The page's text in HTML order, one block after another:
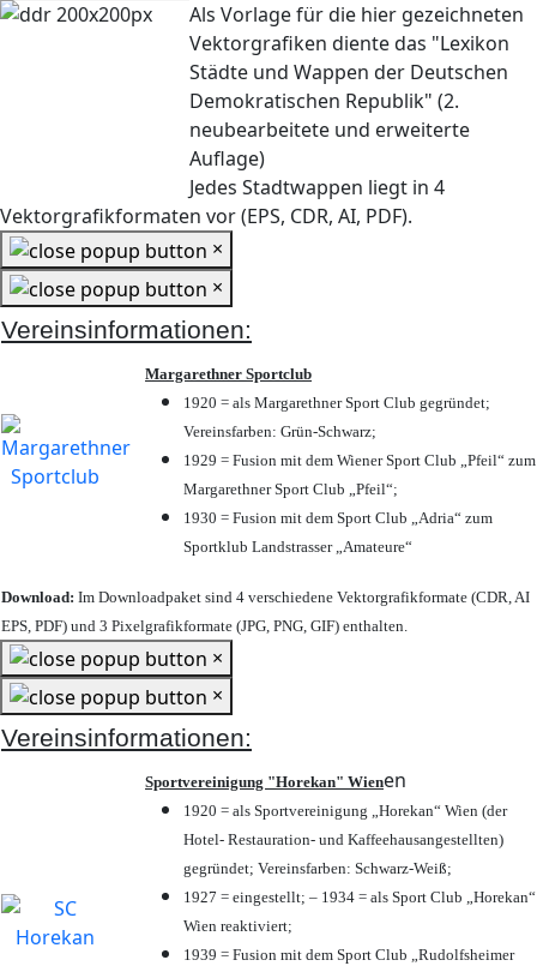
Als Vorlage für die hier gezeichneten
Vektorgrafiken diente das "Lexikon
Städte und Wappen der Deutschen
Demokratischen Republik" (2.
neubearbeitete und erweiterte
Auflage)
Jedes Stadtwappen liegt in 4
Vektorgrafikformaten vor (EPS, CDR, AI, PDF).
×
×
Vereinsinformationen:
Margarethner Sportclub
1920 = als Margarethner Sport Club gegründet;
Vereinsfarben: Grün-Schwarz;
1929 = Fusion mit dem Wiener Sport Club „Pfeil“ zum
Margarethner Sport Club „Pfeil“;
1930 = Fusion mit dem Sport Club „Adria“ zum
Sportklub Landstrasser „Amateure“
Download: Im Downloadpaket sind 4 verschiedene Vektorgrafikformate (CDR, AI
EPS, PDF) und 3 Pixelgrafikformate (JPG, PNG, GIF) enthalten.
×
×
Vereinsinformationen:
Sportvereinigung "Horekan" Wienen
1920 = als Sportvereinigung „Horekan“ Wien (der
Hotel- Restauration- und Kaffeehausangestellten)
gegründet; Vereinsfarben: Schwarz-Weiß;
1927 = eingestellt; – 1934 = als Sport Club „Horekan“
Wien reaktiviert;
1939 = Fusion mit dem Sport Club „Rudolfsheimer